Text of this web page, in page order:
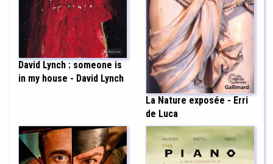
David Lynch : someone is
in my house - David Lynch
La Nature exposée - Erri
de Luca